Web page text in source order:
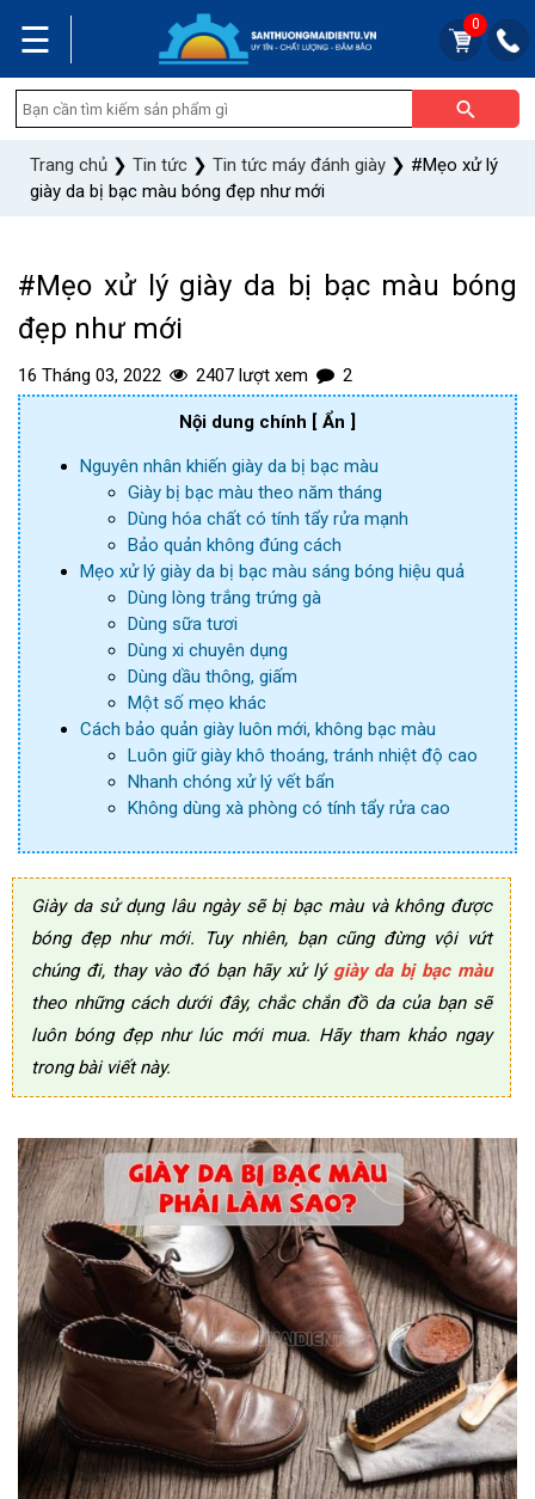
☰ 0
Trang chủ ❯ Tin tức ❯ Tin tức máy đánh giày ❯ #Mẹo xử lý
giày da bị bạc màu bóng đẹp như mới
#Mẹo xử lý giày da bị bạc màu bóng
đẹp như mới
16 Tháng 03, 2022 2407 lượt xem 2
Nội dung chính [ Ẩn ]
Nguyên nhân khiến giày da bị bạc màu
Giày bị bạc màu theo năm tháng
Dùng hóa chất có tính tẩy rửa mạnh
Bảo quản không đúng cách
Mẹo xử lý giày da bị bạc màu sáng bóng hiệu quả
Dùng lòng trắng trứng gà
Dùng sữa tươi
Dùng xi chuyên dụng
Dùng dầu thông, giấm
Một số mẹo khác
Cách bảo quản giày luôn mới, không bạc màu
Luôn giữ giày khô thoáng, tránh nhiệt độ cao
Nhanh chóng xử lý vết bẩn
Không dùng xà phòng có tính tẩy rửa cao
Giày da sử dụng lâu ngày sẽ bị bạc màu và không được
bóng đẹp như mới. Tuy nhiên, bạn cũng đừng vội vứt
chúng đi, thay vào đó bạn hãy xử lý giày da bị bạc màu
theo những cách dưới đây, chắc chắn đồ da của bạn sẽ
luôn bóng đẹp như lúc mới mua. Hãy tham khảo ngay
trong bài viết này.